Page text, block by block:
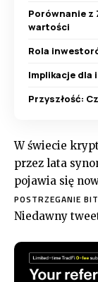
Porównanie z
wartości
Rola
Implikacje dla
Przyszłość:
W świecie
przez lata
pojawia się
POSTRZEGANIE
Niedawny